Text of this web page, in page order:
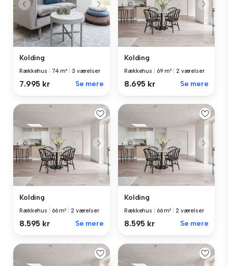
Kolding
Rækkehus 74 m² 3 værelser
7.995 kr Se mere
Kolding
Rækkehus 69 m² 2 værelser
8.695 kr Se mere
Kolding
Rækkehus 66 m² 2 værelser
8.595 kr Se mere
Kolding
Rækkehus 66 m² 2 værelser
8.595 kr Se mere